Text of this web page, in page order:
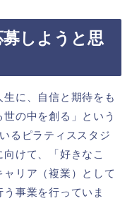
しようと思
に、自信と期待をも
の中を創る」という
るピラティススタジ
けて、「好きなこ
リア（複業）として
事業を行っていま